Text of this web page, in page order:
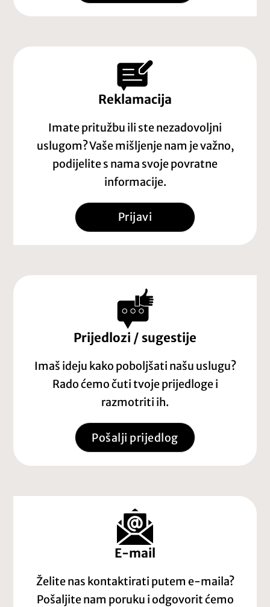
Reklamacija
Imate pritužbu ili ste nezadovoljni
uslugom? Vaše mišljenje nam je važno,
podijelite s nama svoje povratne
informacije.
Prijavi
Prijedlozi / sugestije
Imaš ideju kako poboljšati našu uslugu?
Rado ćemo čuti tvoje prijedloge i
razmotriti ih.
Pošalji prijedlog
E-mail
Želite nas kontaktirati putem e-maila?
Pošaljite nam poruku i odgovorit ćemo